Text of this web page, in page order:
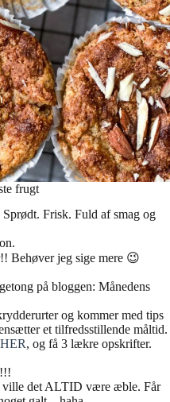
frugt
Frisk. Fuld af smag og
Behøver jeg sige mere 😉
på bloggen: Månedens
og kommer med tips
et tilfredsstillende måltid.
, og få 3 lækre opskrifter.
det ALTID være æble. Får